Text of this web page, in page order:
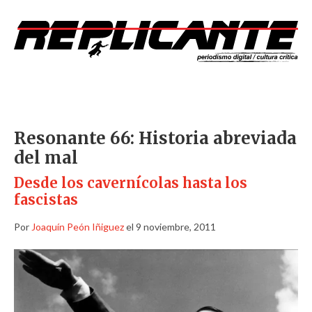
Resonante 66: Historia abreviada
del mal
Desde los cavernícolas hasta los
fascistas
Por Joaquín Peón Iñiguezel 9 noviembre, 2011